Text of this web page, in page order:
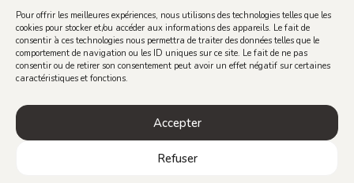
Pour offrir les meilleures expériences, nous utilisons des technologies telles que les
cookies pour stocker et/ou accéder aux informations des appareils. Le fait de
consentir à ces technologies nous permettra de traiter des données telles que le
comportement de navigation ou les ID uniques sur ce site. Le fait de ne pas
consentir ou de retirer son consentement peut avoir un effet négatif sur certaines
caractéristiques et fonctions.
Accepter
Refuser
Vous souhaitez recevoir notre newsletter ?
Inscrivez-vous !
Mentions légales–Politique de confidentialité–Revue de presse